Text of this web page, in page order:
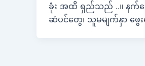
ခုံး အထိ ရှည်သည် ..။ နက်မှ
ဆံပင်တွေ၊ သူမမျက်နှာ ဖွေ